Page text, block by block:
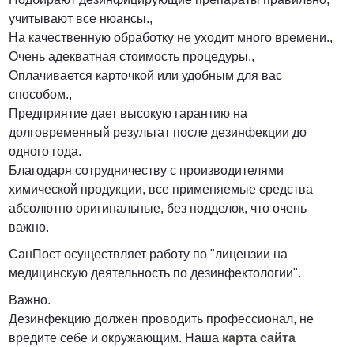
учитывают все нюансы.,
На качественную обработку не уходит много времени.,
Очень адекватная стоимость процедуры.,
Оплачивается карточкой или удобным для вас
способом.,
Предприятие дает высокую гарантию на
долговременный результат после дезинфекции до
одного года.
Благодаря сотрудничеству с производителями
химической продукции, все применяемые средства
абсолютно оригинальные, без подделок, что очень
важно.
СанПост осуществляет работу по "лицензии на
медицинскую деятельность по дезинфектологии".
Важно.
Дезинфекцию должен проводить профессионал, не
вредите себе и окружающим. Наша карта сайта